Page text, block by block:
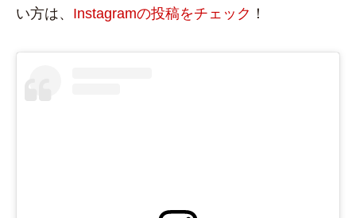
い方は、 Instagramの投稿をチェック ！